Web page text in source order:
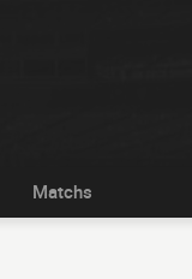
Matchs